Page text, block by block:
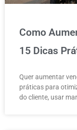
Como
15 Dicas
Quer aumentar
práticas para
do cliente, usar